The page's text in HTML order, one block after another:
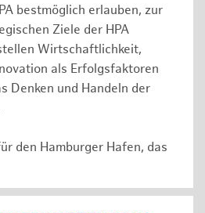
bestmöglich erlauben, zur
Ziele der HPA
Wirtschaftlichkeit,
als Erfolgsfaktoren
Denken und Handeln der
den Hamburger Hafen, das